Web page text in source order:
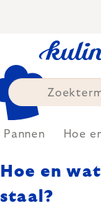
Pannen Hoe
Hoe en
staal?